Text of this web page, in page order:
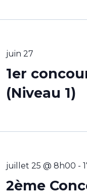
juin 27
1er
(Niveau 1)
juillet 25 @ 8h00 -
2ème